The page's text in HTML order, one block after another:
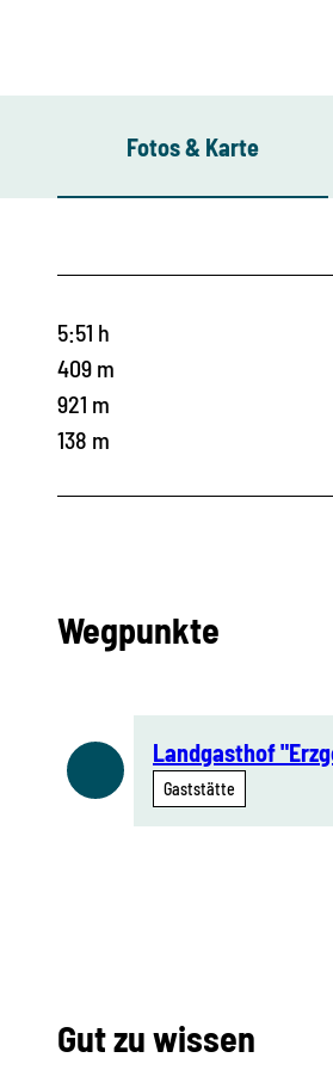
Fotos & Karte
5:51 h
409 m
921 m
138 m
Wegpunkte
Landgasthof
Gaststätte
Gut zu wissen